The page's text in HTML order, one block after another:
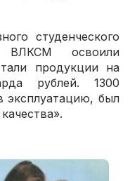
студенческого
ВЛКСМ освоили
продукции на
рублей. 1300
эксплуатацию, был